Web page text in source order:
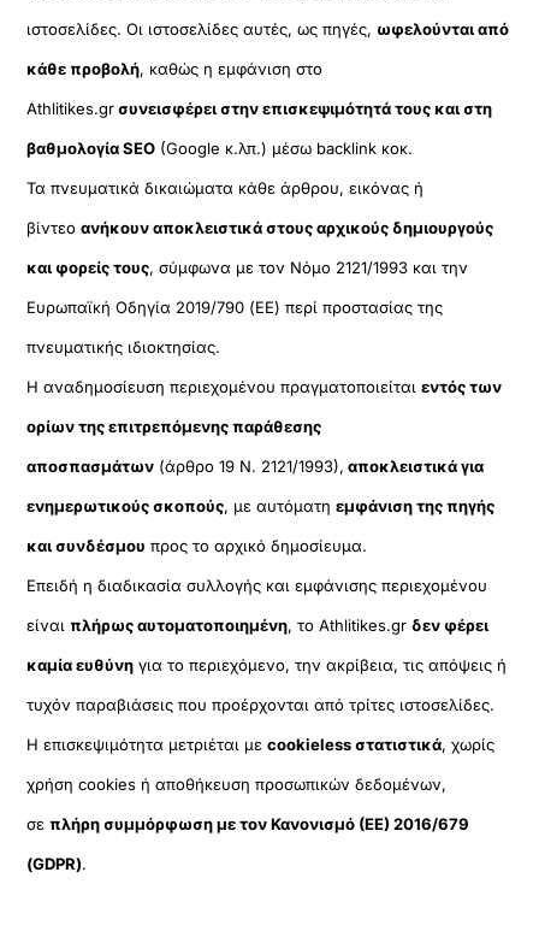
ιστοσελίδες. Οι ιστοσελίδες αυτές, ως πηγές, ωφελούνται από
κάθε προβολή, καθώς η εμφάνιση στο
Athlitikes.grσυνεισφέρει στην επισκεψιμότητά τους και στη
βαθμολογία SEO (Google κ.λπ.) μέσω backlink κοκ.
Τα πνευματικά δικαιώματα κάθε άρθρου, εικόνας ή
βίντεοανήκουν αποκλειστικά στους αρχικούς δημιουργούς
και φορείς τους, σύμφωνα με τον Νόμο 2121/1993 και την
Ευρωπαϊκή Οδηγία 2019/790 (ΕΕ) περί προστασίας της
πνευματικής ιδιοκτησίας.
Η αναδημοσίευση περιεχομένου πραγματοποιείταιεντός των
ορίων της επιτρεπόμενης παράθεσης
αποσπασμάτων (άρθρο 19 Ν. 2121/1993), αποκλειστικά για
ενημερωτικούς σκοπούς, με αυτόματηεμφάνιση της πηγής
και συνδέσμου προς το αρχικό δημοσίευμα.
Επειδή η διαδικασία συλλογής και εμφάνισης περιεχομένου
είναιπλήρως αυτοματοποιημένη, το Athlitikes.gr δεν φέρει
καμία ευθύνη για το περιεχόμενο, την ακρίβεια, τις απόψεις ή
τυχόν παραβιάσεις που προέρχονται από τρίτες ιστοσελίδες.
Η επισκεψιμότητα μετριέται μεcookieless στατιστικά, χωρίς
χρήση cookies ή αποθήκευση προσωπικών δεδομένων,
σεπλήρη συμμόρφωση με τον Κανονισμό (ΕΕ) 2016/679
(GDPR).